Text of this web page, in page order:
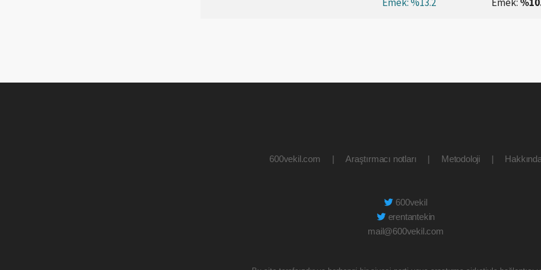
600vekil.com | Araştırmacı notları | Metodoloji |
600vekil
erentantekin
mail@600vekil.com